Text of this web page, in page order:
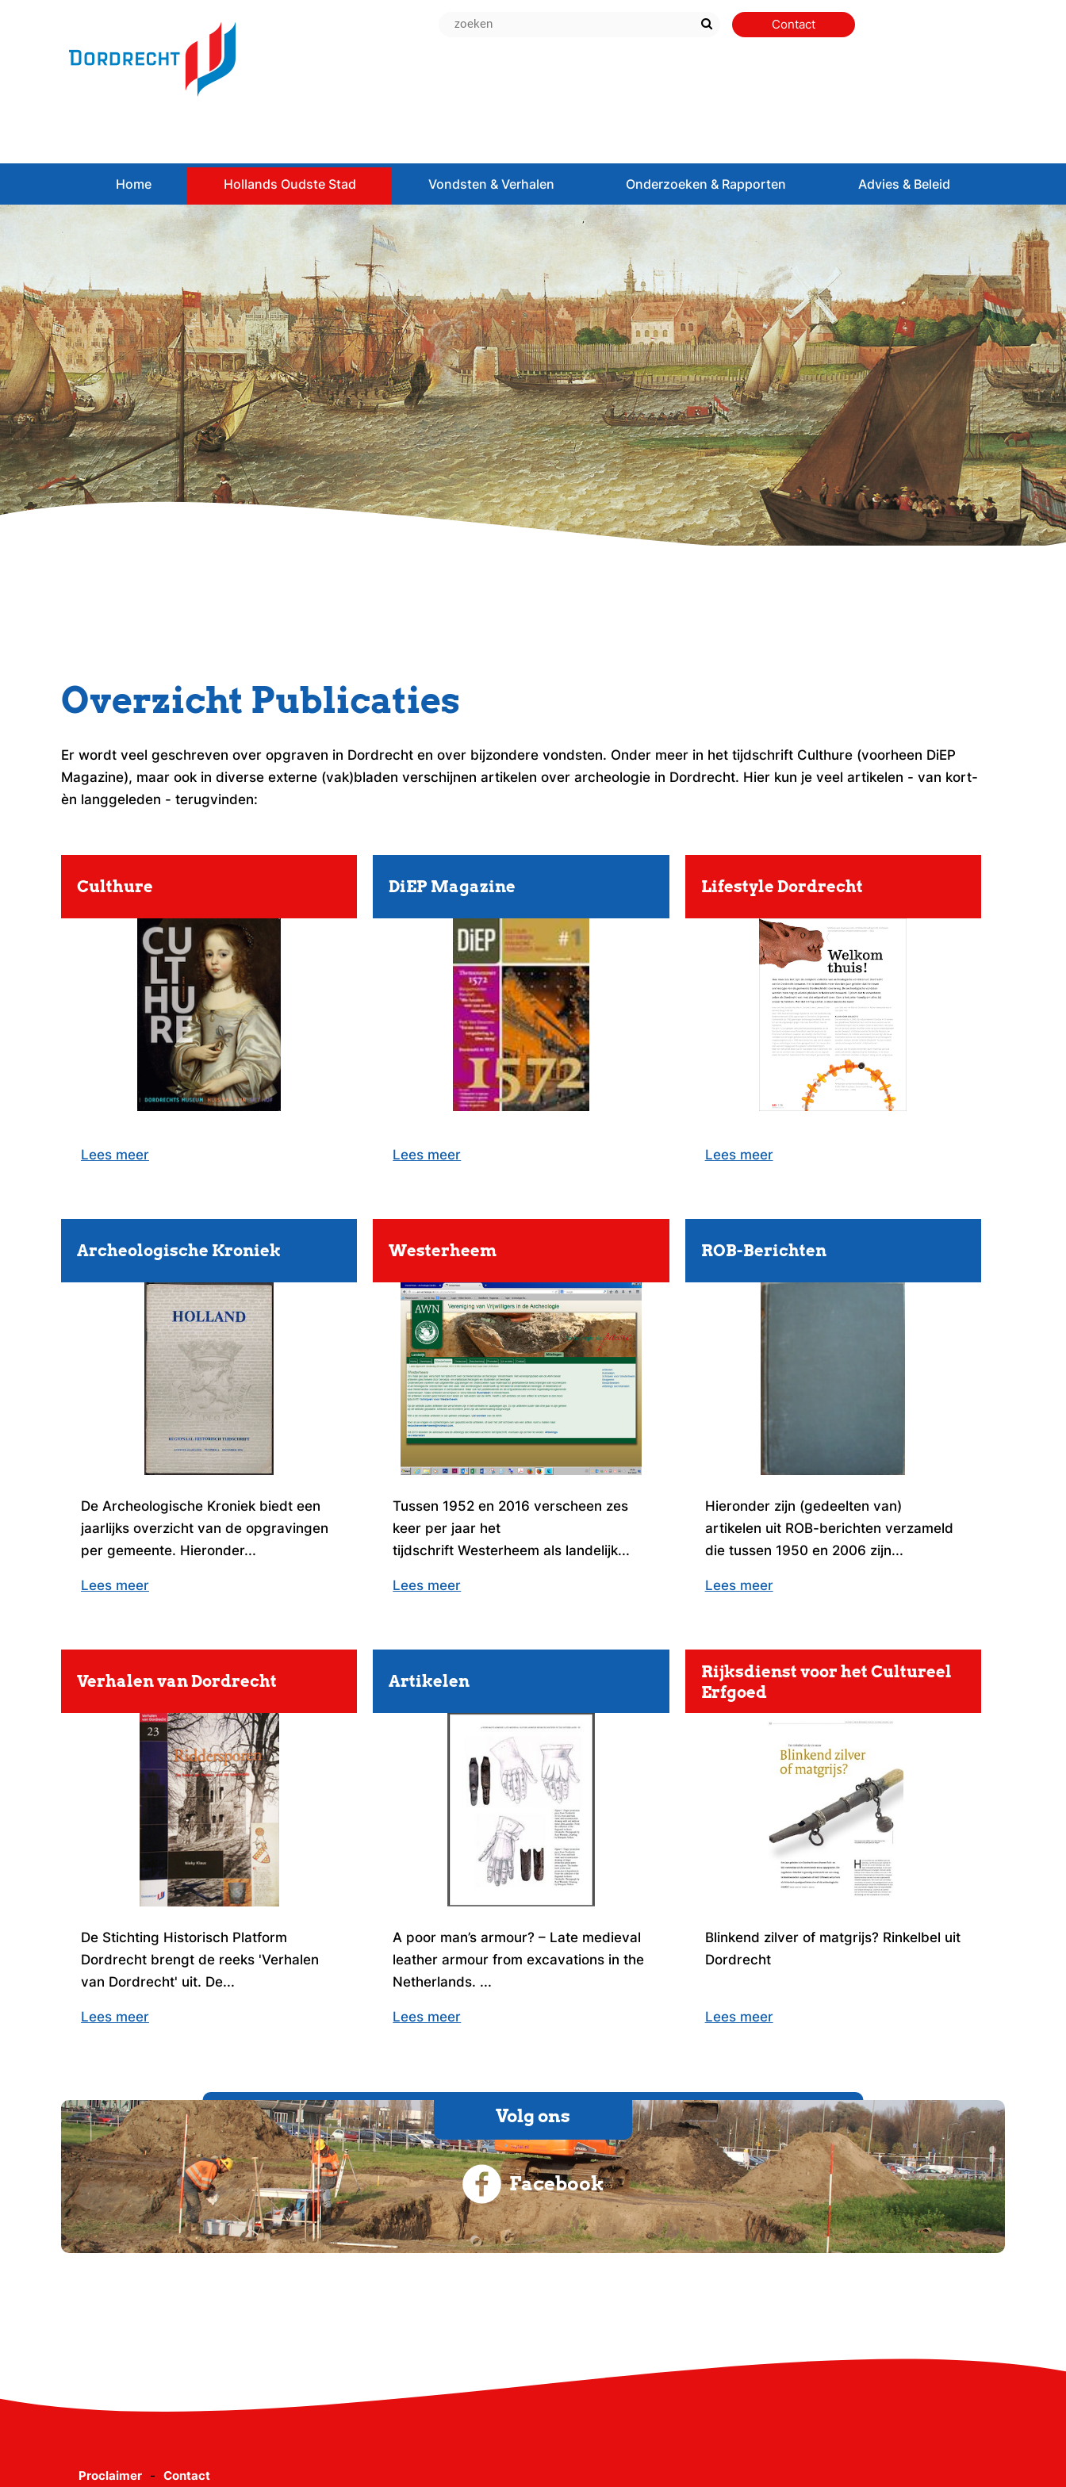
Contact
Home Hollands Oudste Stad Vondsten & Verhalen Onderzoeken & Rapporten Advies & Beleid
Overzicht Publicaties
Er wordt veel geschreven over opgraven in Dordrecht en over bijzondere vondsten. Onder meer in het tijdschrift Culthure (voorheen DiEP
Magazine), maar ook in diverse externe (vak)bladen verschijnen artikelen over archeologie in Dordrecht. Hier kun je veel artikelen - van kort-
èn langgeleden - terugvinden:
Culthure
Lees meer
DiEP Magazine
Lees meer
Lifestyle Dordrecht
Lees meer
Archeologische Kroniek
De Archeologische Kroniek biedt een
jaarlijks overzicht van de opgravingen
per gemeente. Hieronder...
Lees meer
Westerheem
Tussen 1952 en 2016 verscheen zes
keer per jaar het
tijdschrift Westerheem als landelijk...
Lees meer
ROB-Berichten
Hieronder zijn (gedeelten van)
artikelen uit ROB-berichten verzameld
die tussen 1950 en 2006 zijn...
Lees meer
Verhalen van Dordrecht
De Stichting Historisch Platform
Dordrecht brengt de reeks 'Verhalen
van Dordrecht' uit. De...
Lees meer
Artikelen
A poor man’s armour? – Late medieval
leather armour from excavations in the
Netherlands. ...
Lees meer
Rijksdienst voor het Cultureel
Erfgoed
Blinkend zilver of matgrijs? Rinkelbel uit
Dordrecht
Lees meer
Volg ons
Facebook
Proclaimer Contact